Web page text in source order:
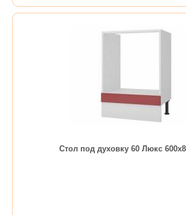
Стол под духовку 60 Люкс